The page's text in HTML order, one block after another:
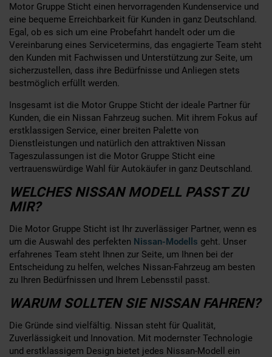
Motor Gruppe Sticht einen hervorragenden Kundenservice und
eine bequeme Erreichbarkeit für Kunden in ganz Deutschland.
Egal, ob es sich um eine Probefahrt handelt oder um die
Vereinbarung eines Servicetermins, das engagierte Team steht
den Kunden mit Fachwissen und Unterstützung zur Seite, um
sicherzustellen, dass ihre Bedürfnisse und Anliegen stets
bestmöglich erfüllt werden.
Insgesamt ist die Motor Gruppe Sticht der ideale Partner für
Kunden, die ein Nissan Fahrzeug suchen. Mit ihrem Fokus auf
erstklassigen Service, einer breiten Palette von
Dienstleistungen und natürlich den attraktiven Nissan
Tageszulassungen ist die Motor Gruppe Sticht eine
vertrauenswürdige Wahl für Autokäufer in ganz Deutschland.
WELCHES NISSAN MODELL PASST ZU
MIR?
Die Motor Gruppe Sticht ist Ihr zuverlässiger Partner, wenn es
um die Auswahl des perfekten Nissan-Modells geht. Unser
erfahrenes Team steht Ihnen zur Seite, um Ihnen bei der
Entscheidung zu helfen, welches Nissan-Fahrzeug am besten
zu Ihren Bedürfnissen und Ihrem Lebensstil passt.
WARUM SOLLTEN SIE NISSAN FAHREN?
Die Gründe sind vielfältig. Nissan steht für Qualität,
Zuverlässigkeit und Innovation. Mit modernster Technologie
und erstklassigem Design bietet jedes Nissan-Modell ein